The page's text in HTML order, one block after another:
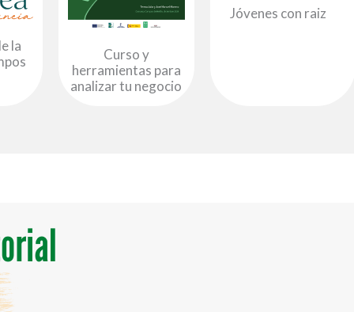
la
Curso y
herramientas para
analizar tu negocio
Jóvenes con raiz